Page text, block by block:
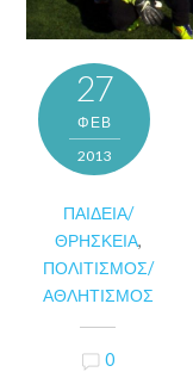
27
ΦΕΒ
2013
ΠΑΙΔΕΊΑ/
ΘΡΗΣΚΕΊΑ,
ΠΟΛΙΤΙΣΜΌΣ/
ΑΘΛΗΤΙΣΜΌΣ
0